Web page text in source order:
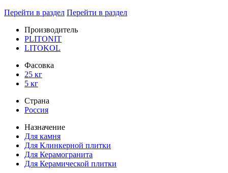
Перейти в раздел Перейти в раздел
Производитель
PLITONIT
LITOKOL
Фасовка
25 кг
5 кг
Страна
Россия
Назначение
Для камня
Для Клинкерной плитки
Для Керамогранита
Для Керамической плитки